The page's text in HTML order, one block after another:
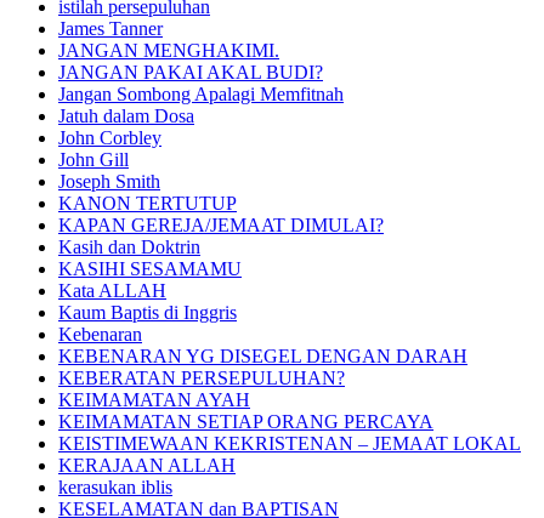
istilah persepuluhan
James Tanner
JANGAN MENGHAKIMI.
JANGAN PAKAI AKAL BUDI?
Jangan Sombong Apalagi Memfitnah
Jatuh dalam Dosa
John Corbley
John Gill
Joseph Smith
KANON TERTUTUP
KAPAN GEREJA/JEMAAT DIMULAI?
Kasih dan Doktrin
KASIHI SESAMAMU
Kata ALLAH
Kaum Baptis di Inggris
Kebenaran
KEBENARAN YG DISEGEL DENGAN DARAH
KEBERATAN PERSEPULUHAN?
KEIMAMATAN AYAH
KEIMAMATAN SETIAP ORANG PERCAYA
KEISTIMEWAAN KEKRISTENAN – JEMAAT LOKAL
KERAJAAN ALLAH
kerasukan iblis
KESELAMATAN dan BAPTISAN